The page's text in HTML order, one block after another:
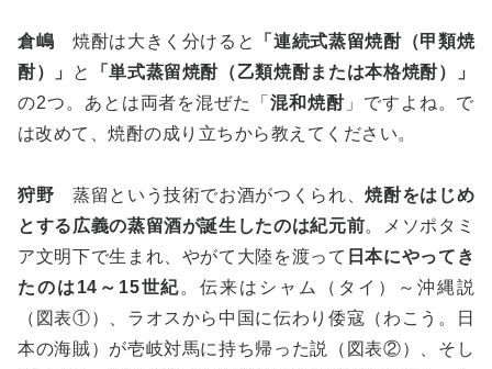
倉嶋 焼酎は大きく分けると
「連続式蒸留焼酎（甲類焼
酎）」
と
「単式蒸留焼酎（乙類焼酎または本格焼酎）」
の2つ。あとは両者を混ぜた「混和焼酎」ですよね。で
は改めて、焼酎の成り立ちから教えてください。
狩野 蒸留という技術でお酒がつくられ、焼酎をはじめ
とする広義の蒸留酒が誕生したのは紀元前。メソポタミ
ア文明下で生まれ、やがて大陸を渡って 日本にやってき
たのは14～15世紀。伝来はシャム（タイ）～沖縄説
（図表①）、ラオスから中国に伝わり倭寇（わこう。日
本の海賊）が壱岐対馬に持ち帰った説（図表②）、そし